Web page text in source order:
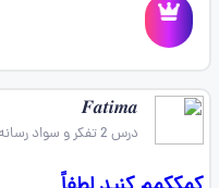
𝑭𝒂𝒕𝒊𝒎𝒂
درس 2 تفکر و سواد رسانه ای